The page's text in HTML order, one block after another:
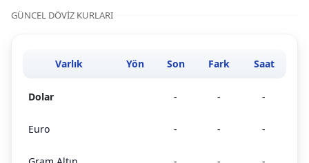
GÜNCEL DÖVIZ KURLARI
Varlık Yön Son Fark Saat
Dolar - - -
Euro - - -